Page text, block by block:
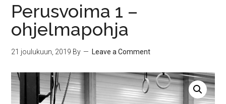
Perusvoima 1 –
ohjelmapohja
21 joulukuun, 2019 By Leave a Comment